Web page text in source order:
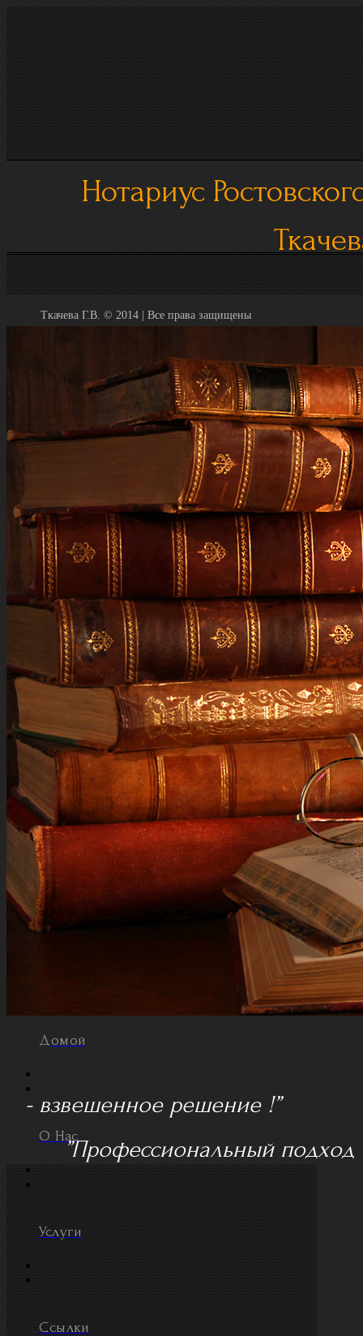
Нотариус
Ткачева Г.В. © 2014 | Все права защищены
Домой
О Нас
Услуги
Ссылки
- взвешенное решение !”
”Профессиональный подход